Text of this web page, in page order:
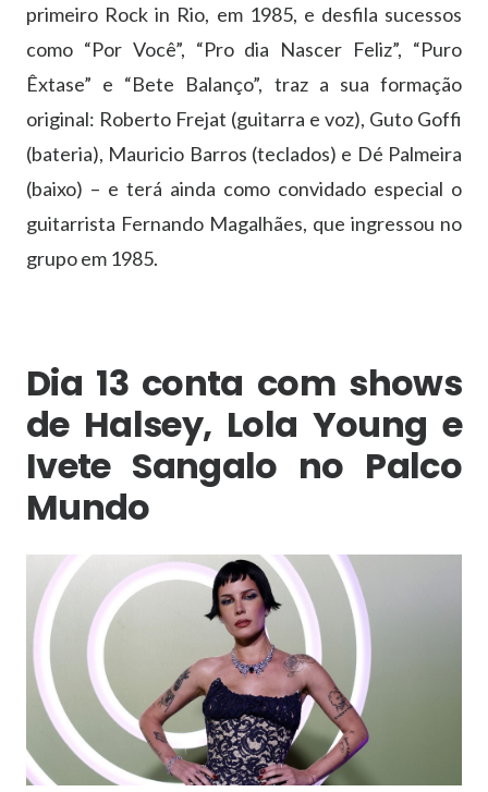
primeiro Rock in Rio, em 1985, e desfila sucessos
como “Por Você”, “Pro dia Nascer Feliz”, “Puro
Êxtase” e “Bete Balanço”, traz a sua formação
original: Roberto Frejat (guitarra e voz), Guto Goffi
(bateria), Mauricio Barros (teclados) e Dé Palmeira
(baixo) – e terá ainda como convidado especial o
guitarrista Fernando Magalhães, que ingressou no
grupo em 1985.
Dia 13 conta com shows
de Halsey, Lola Young e
Ivete Sangalo no Palco
Mundo